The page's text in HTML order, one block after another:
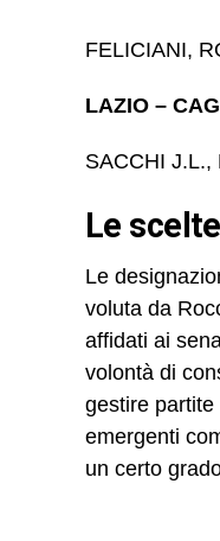
FELICIANI,
LAZIO –
SACCHI J.L.,
Le
Le
voluta da
affidati ai
volontà di
gestire
emergenti
un certo